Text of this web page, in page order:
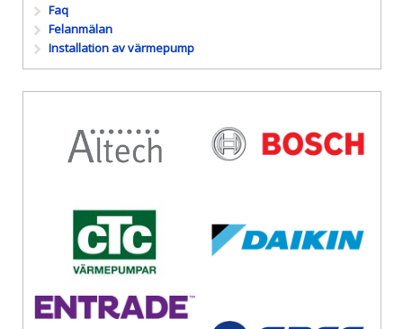
Faq
Felanmälan
Installation av värmepump